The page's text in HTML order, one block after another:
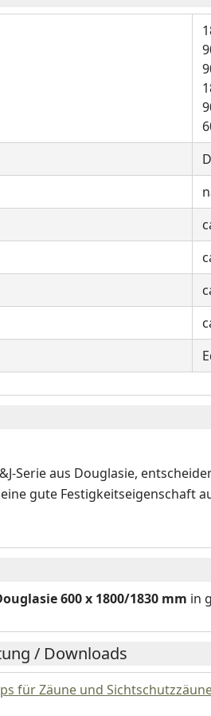
Serie aus Douglasie,
gute Festigkeitseigenschaft
600 x 1800/1830 mm in
/ Downloads
für Zäune und